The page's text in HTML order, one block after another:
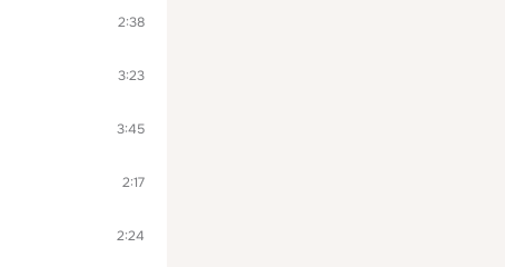
2:38
3:23
3:45
2:17
2:24